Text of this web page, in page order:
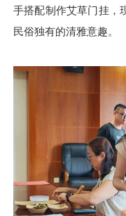
手搭配制作艾草门挂，
民俗独有的清雅意趣。